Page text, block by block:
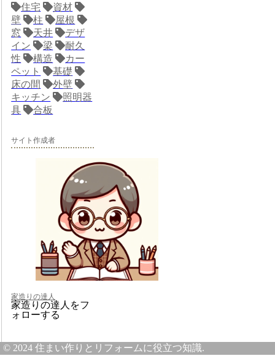
住宅
資材
壁
柱
屋根
窓
天井
デザ
イン
梁
耐久
性
構造
カー
ペット
基礎
床の間
外壁
キッチン
照明器
具
合板
サイト作成者
家造りの達人
家造りの達人をフ
ォローする
© 2024 住まい作りとリフォームに役立つ知識.